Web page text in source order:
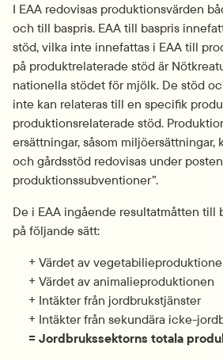
I EAA redovisas produktionsvärden
och till baspris. EAA till baspris
stöd, vilka inte innefattas i EAA till
på produktrelaterade stöd är
nationella stödet för mjölk. De stöd
inte kan relateras till en specifik
produktionsrelaterade stöd.
ersättningar, såsom miljöersättningar,
och gårdsstöd redovisas under
produktionssubventioner”.
De i EAA ingående resultatmåtten till
på följande sätt:
+ Värdet av
+ Värdet av animalieproduktionen
+ Intäkter från jordbrukstjänster
+ Intäkter från sekundära icke-
= Jordbrukssektorns totala